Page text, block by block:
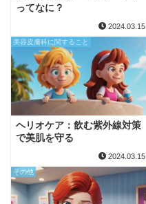
ってなに？
2024.03.15
美容皮膚科に関すること
ヘリオケア：飲む紫外線対策
で美肌を守る
2024.03.15
その他